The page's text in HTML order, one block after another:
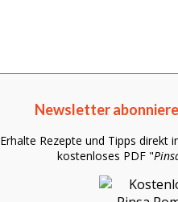
Newsletter
Erhalte Rezepte und Tipps direkt
kostenloses PDF "